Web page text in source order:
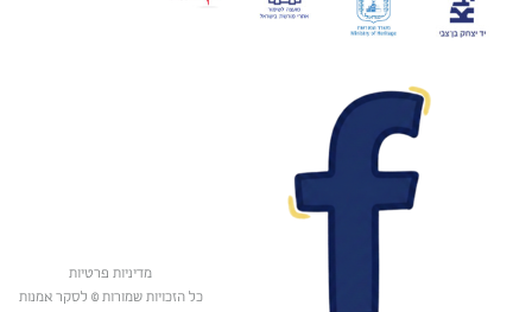
מדיניות פרטיות
כל הזכויות שמורות © לסקר אמנות